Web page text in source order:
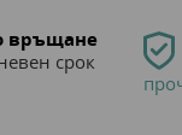
връщане
срок